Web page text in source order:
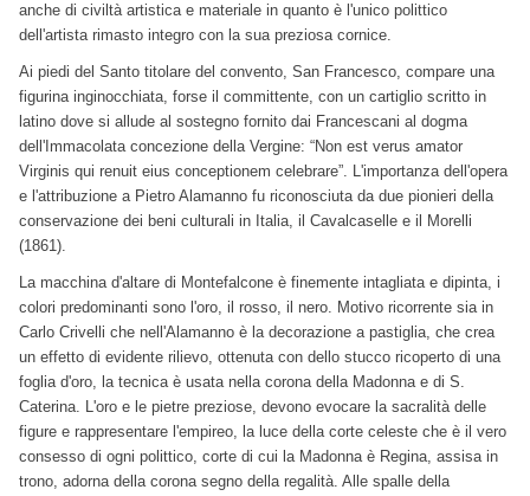
anche di civiltà artistica e materiale in quanto è l'unico polittico
dell'artista rimasto integro con la sua preziosa cornice.
Ai piedi del Santo titolare del convento, San Francesco, compare una
figurina inginocchiata, forse il committente, con un cartiglio scritto in
latino dove si allude al sostegno fornito dai Francescani al dogma
dell'Immacolata concezione della Vergine: “Non est verus amator
Virginis qui renuit eius conceptionem celebrare”. L'importanza dell'opera
e l'attribuzione a Pietro Alamanno fu riconosciuta da due pionieri della
conservazione dei beni culturali in Italia, il Cavalcaselle e il Morelli
(1861).
La macchina d'altare di Montefalcone è finemente intagliata e dipinta, i
colori predominanti sono l'oro, il rosso, il nero. Motivo ricorrente sia in
Carlo Crivelli che nell'Alamanno è la decorazione a pastiglia, che crea
un effetto di evidente rilievo, ottenuta con dello stucco ricoperto di una
foglia d'oro, la tecnica è usata nella corona della Madonna e di S.
Caterina. L'oro e le pietre preziose, devono evocare la sacralità delle
figure e rappresentare l'empireo, la luce della corte celeste che è il vero
consesso di ogni polittico, corte di cui la Madonna è Regina, assisa in
trono, adorna della corona segno della regalità. Alle spalle della